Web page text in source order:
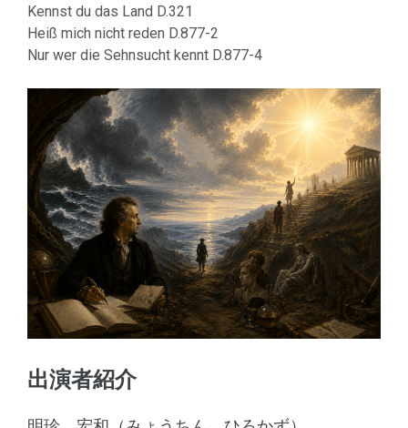
Kennst du das Land D.321
Heiß mich nicht reden D.877-2
Nur wer die Sehnsucht kennt D.877-4
出演者紹介